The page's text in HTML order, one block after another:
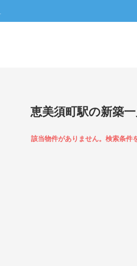
恵美須町駅の新築
該当物件がありません。検索条件